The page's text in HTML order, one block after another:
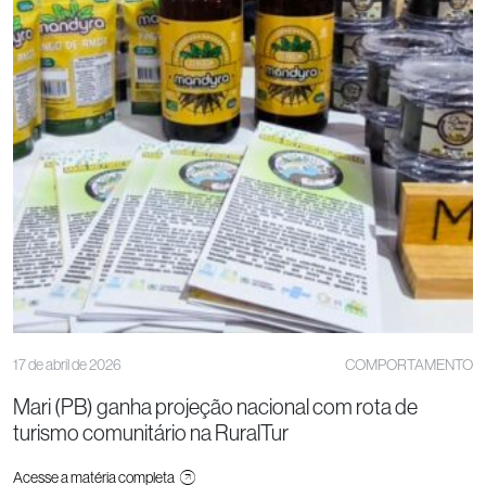
17 de abril de 2026 COMPORTAMENTO
Mari (PB) ganha projeção nacional com rota de
turismo comunitário na RuralTur
Acesse a matéria completa